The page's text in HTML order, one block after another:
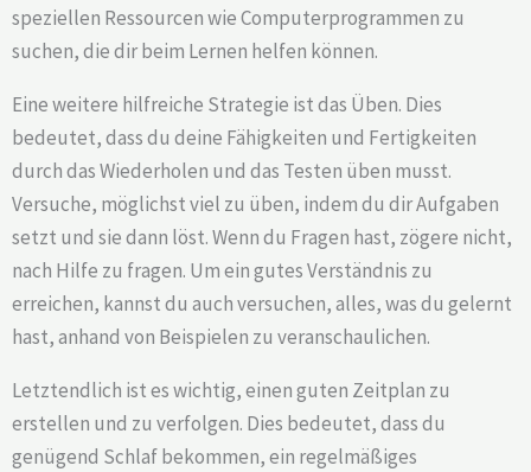
speziellen Ressourcen wie Computerprogrammen zu
suchen, die dir beim Lernen helfen können.
Eine weitere hilfreiche Strategie ist das Üben. Dies
bedeutet, dass du deine Fähigkeiten und Fertigkeiten
durch das Wiederholen und das Testen üben musst.
Versuche, möglichst viel zu üben, indem du dir Aufgaben
setzt und sie dann löst. Wenn du Fragen hast, zögere nicht,
nach Hilfe zu fragen. Um ein gutes Verständnis zu
erreichen, kannst du auch versuchen, alles, was du gelernt
hast, anhand von Beispielen zu veranschaulichen.
Letztendlich ist es wichtig, einen guten Zeitplan zu
erstellen und zu verfolgen. Dies bedeutet, dass du
genügend Schlaf bekommen, ein regelmäßiges